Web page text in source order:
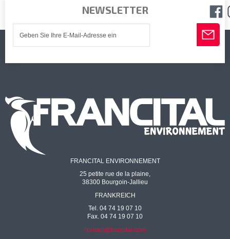
NEWSLETTER
FRANCITAL ENVIRONNEMENT
25 petite rue de la plaine,
38300 Bourgoin-Jallieu
FRANKREICH
Tel. 04 74 19 07 10
Fax. 04 74 19 07 10
contact@francital.com